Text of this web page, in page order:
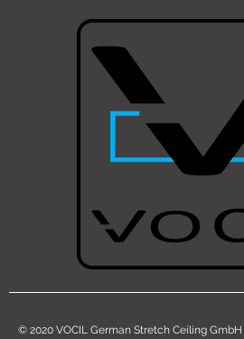
© 2020 VOCIL German Stretch Ceiling